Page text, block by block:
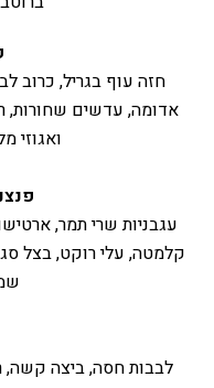
חזה עוף בגריל, כרוב
אדומה, עדשים שחורות,
ואגוזי
עגבניות שרי תמר,
קלמטה, עלי רוקט, בצל
לבבות חסה, ביצה קשה,